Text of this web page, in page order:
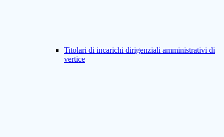
Titolari di incarichi dirigenziali amministrativi di
vertice